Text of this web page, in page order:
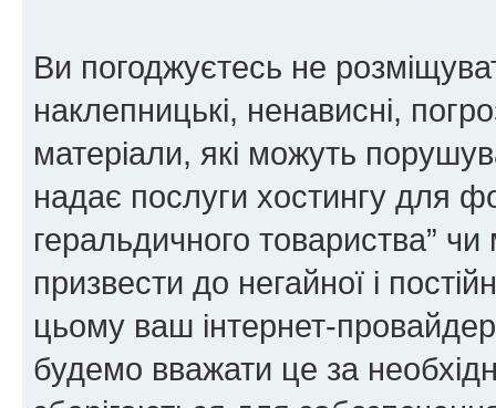
Ви погоджуєтесь не
наклепницькі, ненависні,
матеріали, які можуть
надає послуги хостингу для
геральдичного товариства”
призвести до негайної і
цьому ваш інтернет-
будемо вважати це за